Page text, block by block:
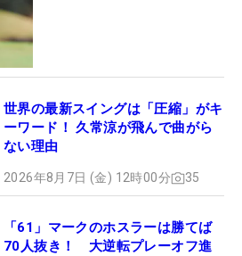
世界の最新スイングは「圧縮」がキ
ーワード！ 久常涼が飛んで曲がら
ない理由
2026年8月7日 (金) 12時00分 35
「61」マークのホスラーは勝てば
70人抜き！ 大逆転プレーオフ進